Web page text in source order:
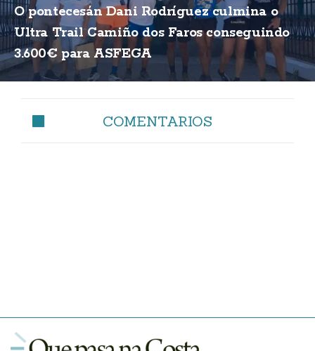
O pontecesán Dani Rodríguez culmina o
Ultra Trail Camiño dos Faros conseguindo
3.600€ para ASFEGA
COMENTARIOS